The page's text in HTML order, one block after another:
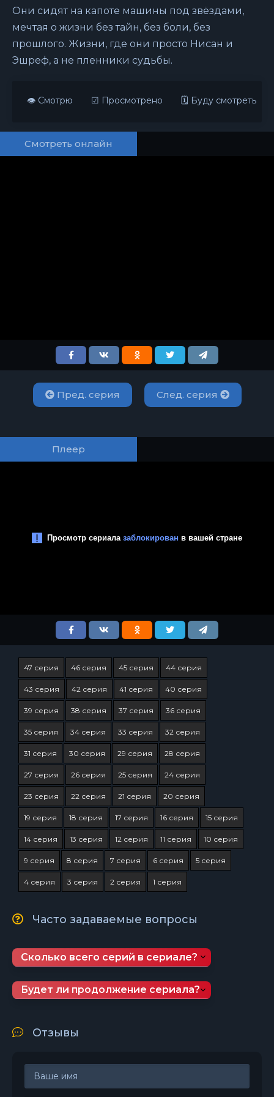
Они сидят на капоте машины под звёздами,
мечтая о жизни без тайн, без боли, без
прошлого. Жизни, где они просто Нисан и
Эшреф, а не пленники судьбы.
👁 Смотрю ☑ Просмотрено 🗓 Буду смотреть
Смотреть онлайн
Пред. серия След. серия
Плеер
47 серия 46 серия 45 серия 44 серия
43 серия 42 серия 41 серия 40 серия
39 серия 38 серия 37 серия 36 серия
35 серия 34 серия 33 серия 32 серия
31 серия 30 серия 29 серия 28 серия
27 серия 26 серия 25 серия 24 серия
23 серия 22 серия 21 серия 20 серия
19 серия 18 серия 17 серия 16 серия 15 серия
14 серия 13 серия 12 серия 11 серия 10 серия
9 серия 8 серия 7 серия 6 серия 5 серия
4 серия 3 серия 2 серия 1 серия
Часто задаваемые вопросы
Сколько всего серий в сериале?
Будет ли продолжение сериала?
Отзывы